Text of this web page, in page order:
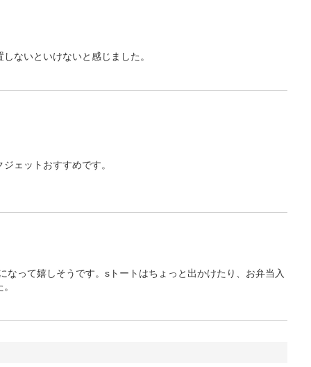
ないといけないと感じました。
ェットおすすめです。
って嬉しそうです。sトートはちょっと出かけたり、お弁当入